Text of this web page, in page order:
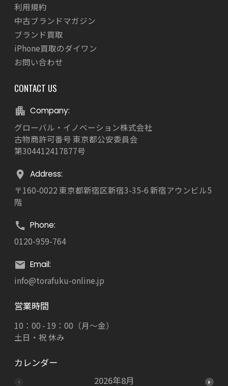
CONTACT US
Company:
グローバル・イノベーション株式会社
古物商許可番号 東京都公安委員会
第304412417877号
Address:
〒160-0022 東京都新宿区新宿3-35-6 新宿アウンビル5
階
Phone:
0120-959-764
Email:
info@torafuku-online.jp
利用規約
中古ブランドマガジン
ブランド買取
iPhone買取のダイワン
お問い合わせ
営業時間
10：00 - 19：00（月～金）
土日・祝 休み
カレンダー
2026年8月